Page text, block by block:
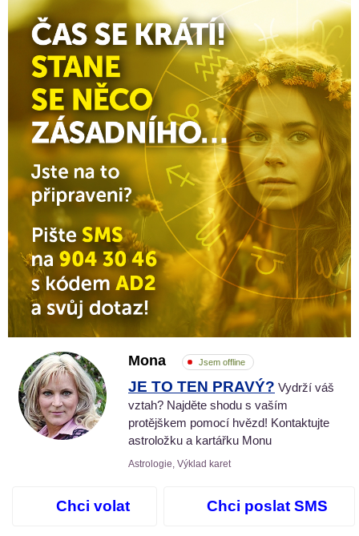
Mona Jsem offline
JE TO TEN PRAVÝ? Vydrží váš
vztah? Najděte shodu s vaším
protějškem pomocí hvězd! Kontaktujte
astroložku a kartářku Monu
Astrologie, Výklad karet
Chci volat Chci poslat SMS